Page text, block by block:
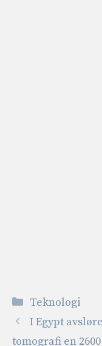
Kategorier
Teknologi
I Egypt
tomografi en